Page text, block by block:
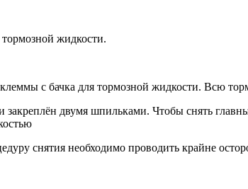
жидкости.
с бачка для тормозной жидкости. Всю
двумя шпильками. Чтобы снять
снятия необходимо проводить крайне